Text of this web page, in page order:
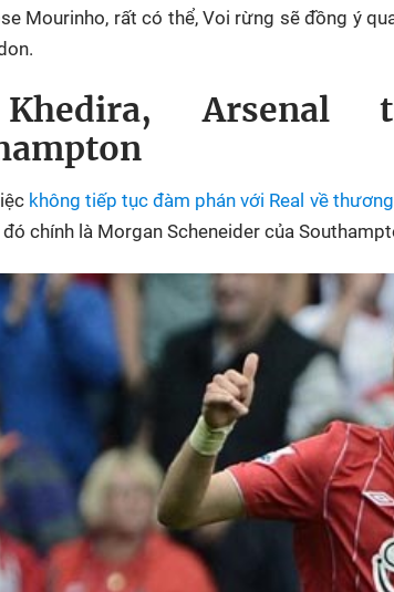
Mourinho, rất có thể, Voi rừng sẽ đồng ý
Arsenal
không tiếp tục đàm phán với Real về
chính là Morgan Scheneider của